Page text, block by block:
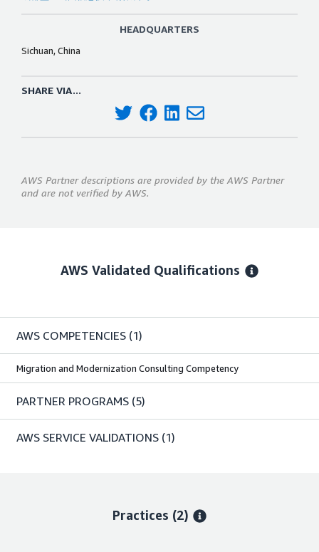
HEADQUARTERS
Sichuan, China
SHARE VIA...
AWS Partner descriptions are provided by the AWS Partner
and are not verified by AWS.
AWS Validated Qualifications
AWS COMPETENCIES (1)
Migration and Modernization Consulting Competency
PARTNER PROGRAMS (5)
AWS SERVICE VALIDATIONS (1)
Practices (2)